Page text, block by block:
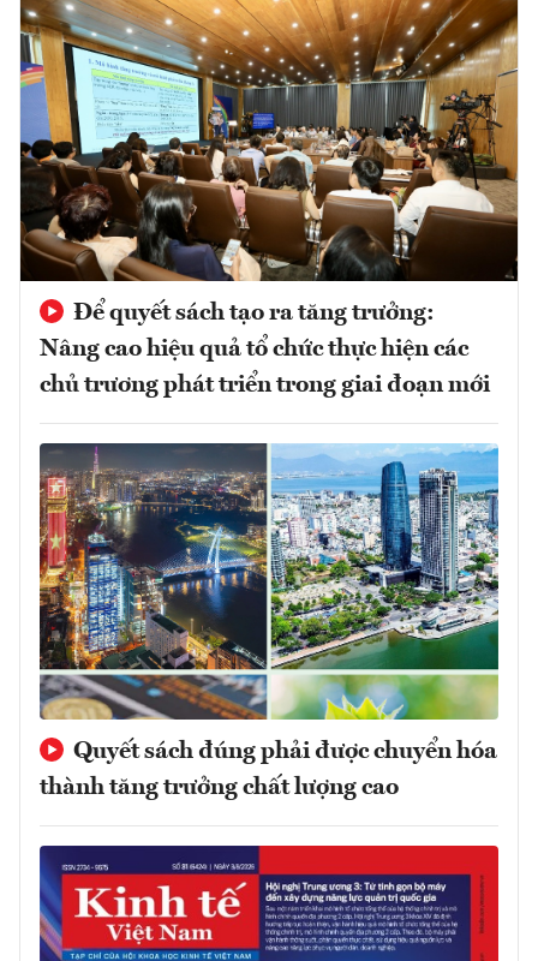
Để quyết sách tạo ra tăng trưởng:
Nâng cao hiệu quả tổ chức thực hiện các
chủ trương phát triển trong giai đoạn mới
Quyết sách đúng phải được chuyển hóa
thành tăng trưởng chất lượng cao